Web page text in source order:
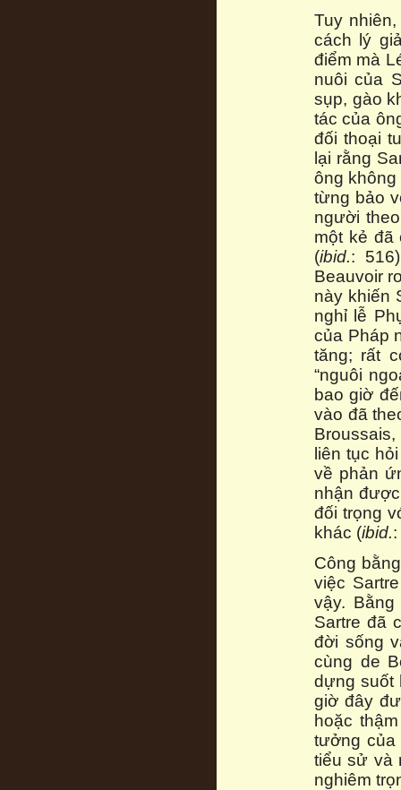
Tuy
cách lý
điểm mà
nuôi của
sụp, gào
tác của
đối thoại
lại rằng
ông không
từng bảo
người
một kẻ đã
(ibid.:
Beauvoir
này khiến
nghỉ lễ
của Pháp
tăng; rất
“nguôi
bao giờ
vào đã
liên tục
về phản
nhận
đối trọng
khác (ibid.
Công
việc
vậy.
Sartre đã
đời sống
cùng de
dựng suốt
giờ đây
hoặc
tưởng của
tiểu sử và
nghiêm